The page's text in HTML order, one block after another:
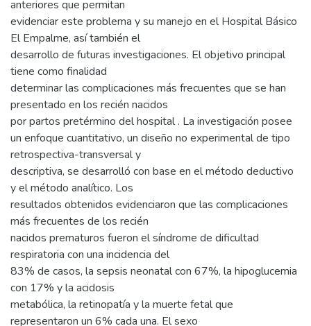
anteriores que permitan
evidenciar este problema y su manejo en el Hospital Básico
El Empalme, así también el
desarrollo de futuras investigaciones. El objetivo principal
tiene como finalidad
determinar las complicaciones más frecuentes que se han
presentado en los recién nacidos
por partos pretérmino del hospital . La investigación posee
un enfoque cuantitativo, un diseño no experimental de tipo
retrospectiva-transversal y
descriptiva, se desarrolló con base en el método deductivo
y el método analítico. Los
resultados obtenidos evidenciaron que las complicaciones
más frecuentes de los recién
nacidos prematuros fueron el síndrome de dificultad
respiratoria con una incidencia del
83% de casos, la sepsis neonatal con 67%, la hipoglucemia
con 17% y la acidosis
metabólica, la retinopatía y la muerte fetal que
representaron un 6% cada una. El sexo